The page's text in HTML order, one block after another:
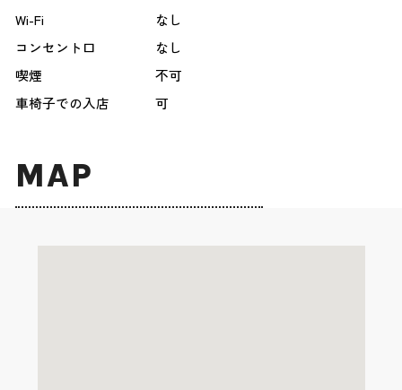
Wi-Fi
なし
コンセント口
なし
喫煙
不可
車椅子での入店
可
MAP